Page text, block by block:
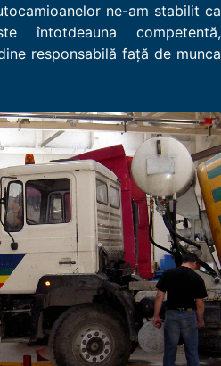
ne-am stabilit ca
întotdeauna competentă,
responsabilă faţă de munca